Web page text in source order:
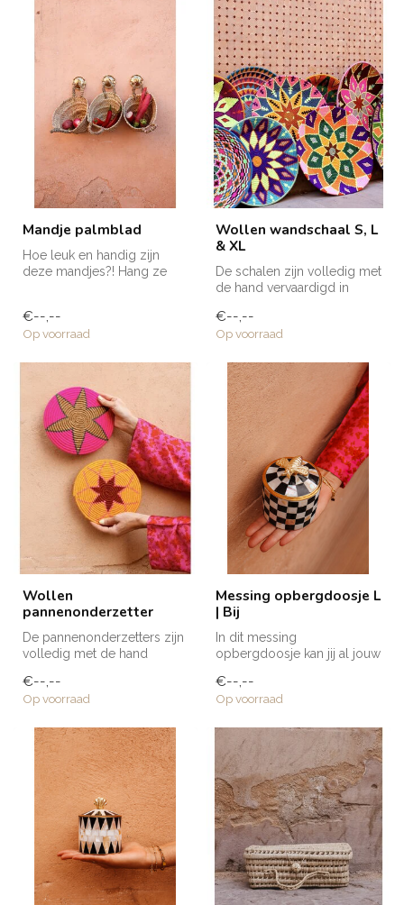
Mandje palmblad
Hoe leuk en handig zijn
deze mandjes?! Hang ze
€--,--
Op voorraad
Wollen wandschaal S, L
& XL
De schalen zijn volledig met
de hand vervaardigd in
€--,--
Op voorraad
Wollen
pannenonderzetter
De pannenonderzetters zijn
volledig met de hand
Elke ond...
€--,--
Op voorraad
Messing opbergdoosje L
| Bij
In dit messing
opbergdoosje kan jij al jouw
in bewar...
€--,--
Op voorraad